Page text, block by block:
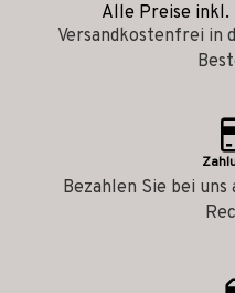
Alle Preise inkl.
Versandkostenfrei in
Bezahlen Sie bei